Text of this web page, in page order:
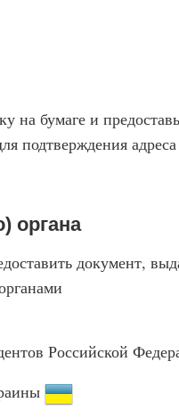
бумаге и
подтверждения
органа
документ,
Российской